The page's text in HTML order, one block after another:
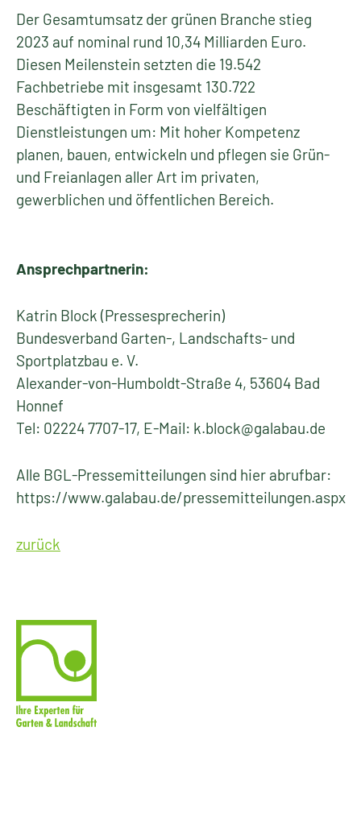
Der Gesamtumsatz der grünen Branche stieg
2023 auf nominal rund 10,34 Milliarden Euro.
Diesen Meilenstein setzten die 19.542
Fachbetriebe mit insgesamt 130.722
Beschäftigten in Form von vielfältigen
Dienstleistungen um: Mit hoher Kompetenz
planen, bauen, entwickeln und pflegen sie Grün-
und Freianlagen aller Art im privaten,
gewerblichen und öffentlichen Bereich.
Ansprechpartnerin:
Katrin Block (Pressesprecherin)
Bundesverband Garten-, Landschafts- und
Sportplatzbau e. V.
Alexander-von-Humboldt-Straße 4, 53604 Bad
Honnef
Tel: 02224 7707-17, E-Mail: k.block@galabau.de
Alle BGL-Pressemitteilungen sind hier abrufbar:
https://www.galabau.de/pressemitteilungen.aspx
zurück